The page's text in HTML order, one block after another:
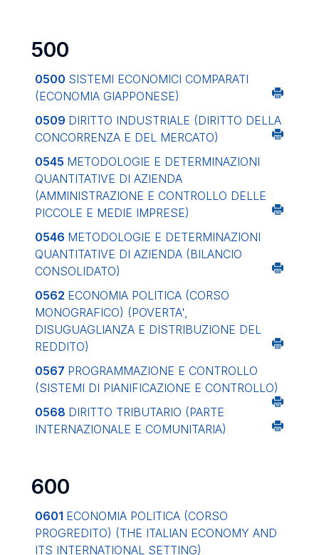
500
0500 SISTEMI ECONOMICI COMPARATI
(ECONOMIA GIAPPONESE)
0509 DIRITTO INDUSTRIALE (DIRITTO DELLA
CONCORRENZA E DEL MERCATO)
0545 METODOLOGIE E DETERMINAZIONI
QUANTITATIVE DI AZIENDA
(AMMINISTRAZIONE E CONTROLLO DELLE
PICCOLE E MEDIE IMPRESE)
0546 METODOLOGIE E DETERMINAZIONI
QUANTITATIVE DI AZIENDA (BILANCIO
CONSOLIDATO)
0562 ECONOMIA POLITICA (CORSO
MONOGRAFICO) (POVERTA',
DISUGUAGLIANZA E DISTRIBUZIONE DEL
REDDITO)
0567 PROGRAMMAZIONE E CONTROLLO
(SISTEMI DI PIANIFICAZIONE E CONTROLLO)
0568 DIRITTO TRIBUTARIO (PARTE
INTERNAZIONALE E COMUNITARIA)
600
0601 ECONOMIA POLITICA (CORSO
PROGREDITO) (THE ITALIAN ECONOMY AND
ITS INTERNATIONAL SETTING)